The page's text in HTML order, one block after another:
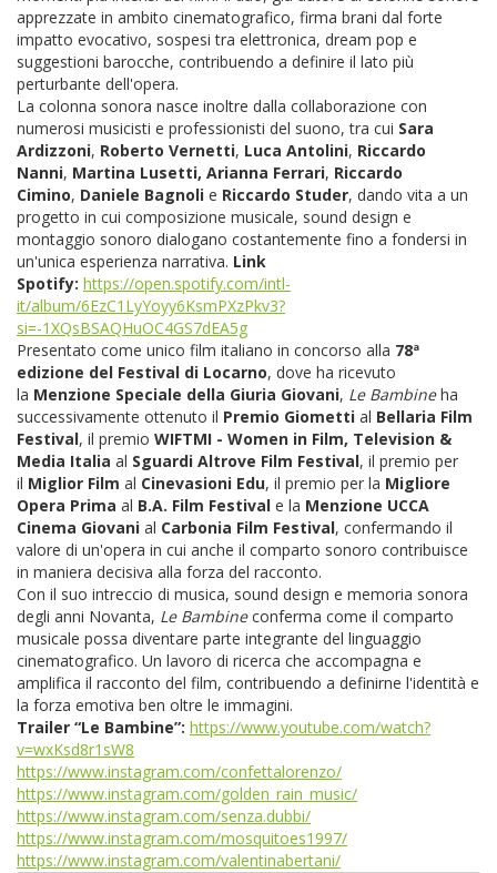
apprezzate in ambito cinematografico, firma brani dal forte
impatto evocativo, sospesi tra elettronica, dream pop e
suggestioni barocche, contribuendo a definire il lato più
perturbante dell'opera.
La colonna sonora nasce inoltre dalla collaborazione con
numerosi musicisti e professionisti del suono, tra cui Sara
Ardizzoni, Roberto Vernetti, Luca Antolini, Riccardo
Nanni, Martina Lusetti, Arianna Ferrari, Riccardo
Cimino, Daniele Bagnoli e Riccardo Studer, dando vita a un
progetto in cui composizione musicale, sound design e
montaggio sonoro dialogano costantemente fino a fondersi in
un'unica esperienza narrativa. Link
Spotify: https://open.spotify.com/intl-
it/album/6EzC1LyYoyy6KsmPXzPkv3?
si=-1XQsBSAQHuOC4GS7dEA5g
Presentato come unico film italiano in concorso alla 78ª
edizione del Festival di Locarno, dove ha ricevuto
la Menzione Speciale della Giuria Giovani, Le Bambineha
successivamente ottenuto il Premio Giometti al Bellaria Film
Festival, il premio WIFTMI - Women in Film, Television &
Media Italia al Sguardi Altrove Film Festival, il premio per
il Miglior Film al Cinevasioni Edu, il premio per la Migliore
Opera Prima al B.A. Film Festival e la Menzione UCCA
Cinema Giovani al Carbonia Film Festival, confermando il
valore di un'opera in cui anche il comparto sonoro contribuisce
in maniera decisiva alla forza del racconto.
Con il suo intreccio di musica, sound design e memoria sonora
degli anni Novanta, Le Bambineconferma come il comparto
musicale possa diventare parte integrante del linguaggio
cinematografico. Un lavoro di ricerca che accompagna e
amplifica il racconto del film, contribuendo a definirne l'identità e
la forza emotiva ben oltre le immagini.
Trailer “Le Bambine”: https://www.youtube.com/watch?
v=wxKsd8r1sW8
https://www.instagram.com/confettalorenzo/
https://www.instagram.com/golden_rain_music/
https://www.instagram.com/senza.dubbi/
https://www.instagram.com/mosquitoes1997/
https://www.instagram.com/valentinabertani/